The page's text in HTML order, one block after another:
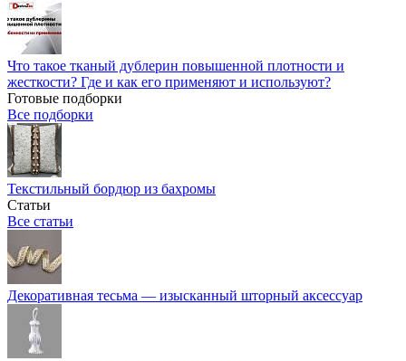
Что такое тканый дублерин повышенной плотности и
жесткости? Где и как его применяют и используют?
Готовые подборки
Все подборки
Текстильный бордюр из бахромы
Статьи
Все статьи
Декоративная тесьма — изысканный шторный аксессуар